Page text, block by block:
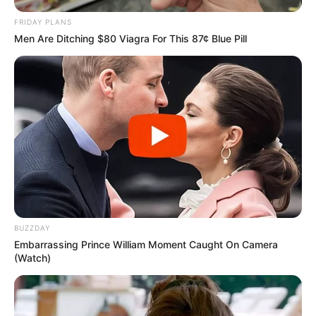
financeiro federal, conforme estipulado pela Lei Federal nº
12.994/2014.
FRIDAY PLANS
Men Are Ditching $80 Viagra For This 87¢ Blue Pill
BUZZDAY
Embarrassing Prince William Moment Caught On Camera
(Watch)